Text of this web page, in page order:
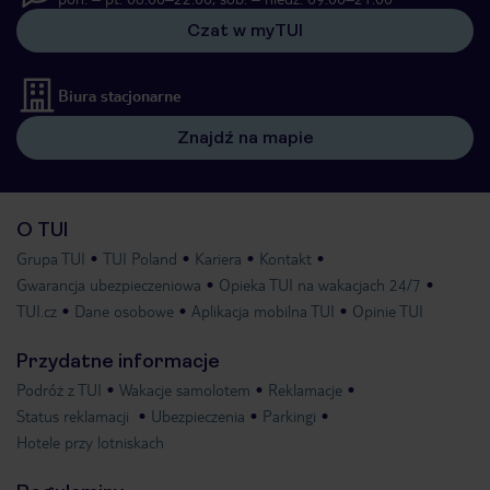
Czat w myTUI
Biura stacjonarne
Znajdź na mapie
O TUI
Grupa TUI TUI Poland Kariera
Kontakt
Gwarancja ubezpieczeniowa
Opieka TUI na wakacjach 24/7
TUI.cz
Dane osobowe Aplikacja mobilna TUI Opinie TUI
Przydatne informacje
Podróż z TUI Wakacje samolotem
Reklamacje
Status reklamacji
Ubezpieczenia
Parkingi
Hotele przy lotniskach